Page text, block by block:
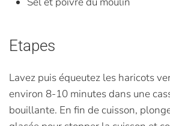
Etapes
Lavez puis équeutez les haricots
environ 8-10 minutes dans une
bouillante. En fin de cuisson,